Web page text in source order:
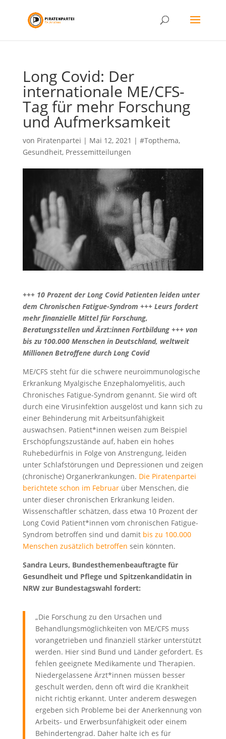
Long Covid: Der
internationale ME/CFS-
Tag für mehr Forschung
und Aufmerksamkeit
von Piratenpartei | Mai 12, 2021 | #Topthema,
Gesundheit, Pressemitteilungen
+++ 10 Prozent der Long Covid Patienten leiden unter
dem Chronischen Fatigue-Syndrom +++ Leurs fordert
mehr finanzielle Mittel für Forschung,
Beratungsstellen und Ärzt:innen Fortbildung +++ von
bis zu 100.000 Menschen in Deutschland, weltweit
Millionen Betroffene durch Long Covid
ME/CFS steht für die schwere neuroimmunologische
Erkrankung Myalgische Enzephalomyelitis, auch
Chronisches Fatigue-Syndrom genannt. Sie wird oft
durch eine Virusinfektion ausgelöst und kann sich zu
einer Behinderung mit Arbeitsunfähigkeit
auswachsen. Patient*innen weisen zum Beispiel
Erschöpfungszustände auf, haben ein hohes
Ruhebedürfnis in Folge von Anstrengung, leiden
unter Schlafstörungen und Depressionen und zeigen
(chronische) Organerkrankungen. Die Piratenpartei
berichtete schon im Februarüber Menschen, die
unter dieser chronischen Erkrankung leiden.
Wissenschaftler schätzen, dass etwa 10 Prozent der
Long Covid Patient*innen vom chronischen Fatigue-
Syndrom betroffen sind und damit bis zu 100.000
Menschen zusätzlich betroffen sein könnten.
Sandra Leurs, Bundesthemenbeauftragte für
Gesundheit und Pflege und Spitzenkandidatin in
NRW zur Bundestagswahl fordert:
„Die Forschung zu den Ursachen und
Behandlungsmöglichkeiten von ME/CFS muss
vorangetrieben und finanziell stärker unterstützt
werden. Hier sind Bund und Länder gefordert. Es
fehlen geeignete Medikamente und Therapien.
Niedergelassene Ärzt*innen müssen besser
geschult werden, denn oft wird die Krankheit
nicht richtig erkannt. Unter anderem deswegen
ergeben sich Probleme bei der Anerkennung von
Arbeits- und Erwerbsunfähigkeit oder einem
Behindertengrad. Daher halte ich es für